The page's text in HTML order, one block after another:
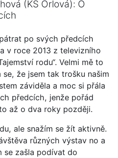
(KS Orlová): O
po svých předcích
v roce 2013 z televizního
rodu“. Velmi mě to
že jsem tak trošku našim
záviděla a moc si přála
předcích, jenže pořád
až o dva roky později.
snažím se žít aktivně.
různých výstav no a
se zašla podívat do